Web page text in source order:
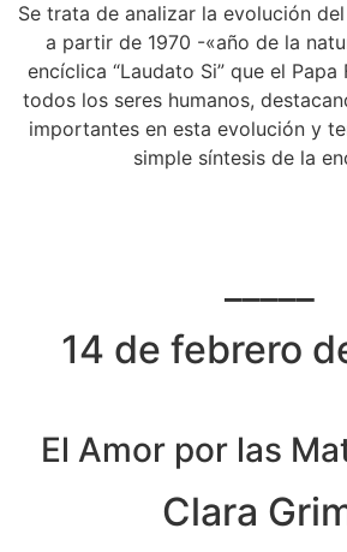
Se trata de analizar la evolución
a partir de 1970 -«año de la
encíclica “Laudato Si” que el
todos los seres humanos,
importantes en esta evolución y
simple síntesis de la
14 de febrero
El Amor por las
Clara